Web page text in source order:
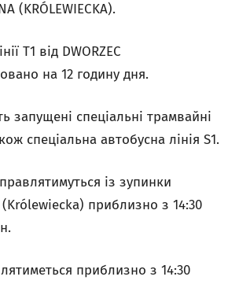
(KRÓLEWIECKA).
Т1 від DWORZEC
на 12 годину дня.
запущені спеціальні трамвайні
спеціальна автобусна лінія S1.
із зупинки
приблизно з 14:30
приблизно з 14:30